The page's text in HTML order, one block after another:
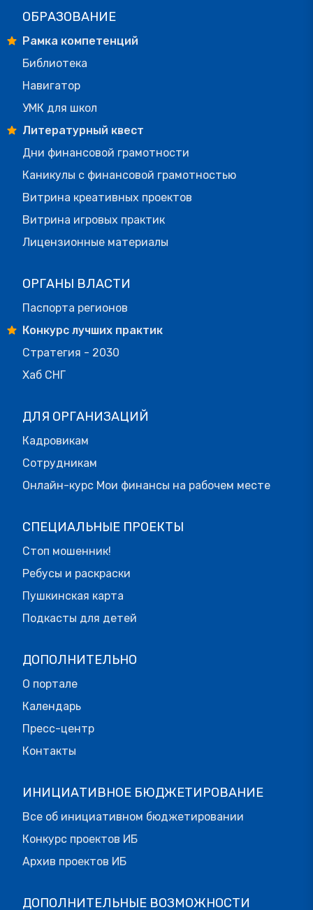
ОБРАЗОВАНИЕ
Рамка компетенций
Библиотека
Навигатор
УМК для школ
Литературный квест
Дни финансовой грамотности
Каникулы с финансовой грамотностью
Витрина креативных проектов
Витрина игровых практик
Лицензионные материалы
ОРГАНЫ ВЛАСТИ
Паспорта регионов
Конкурс лучших практик
Стратегия - 2030
Хаб СНГ
ДЛЯ ОРГАНИЗАЦИЙ
Кадровикам
Сотрудникам
Онлайн-курс Мои финансы на рабочем месте
СПЕЦИАЛЬНЫЕ ПРОЕКТЫ
Стоп мошенник!
Ребусы и раскраски
Пушкинская карта
Подкасты для детей
ДОПОЛНИТЕЛЬНО
О портале
Календарь
Пресс-центр
Контакты
ИНИЦИАТИВНОЕ БЮДЖЕТИРОВАНИЕ
Все об инициативном бюджетировании
Конкурс проектов ИБ
Архив проектов ИБ
ДОПОЛНИТЕЛЬНЫЕ ВОЗМОЖНОСТИ